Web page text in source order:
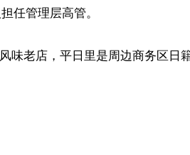
任管理层高管。
味老店，平日里是周边商务区日